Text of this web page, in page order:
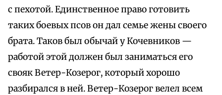
с пехотой. Единственное право готовить
таких боевых псов он дал семье жены своего
брата. Таков был обычай у Кочевников —
работой этой должен был заниматься его
свояк Ветер-Козерог, который хорошо
разбирался в ней. Ветер-Козерог велел всем